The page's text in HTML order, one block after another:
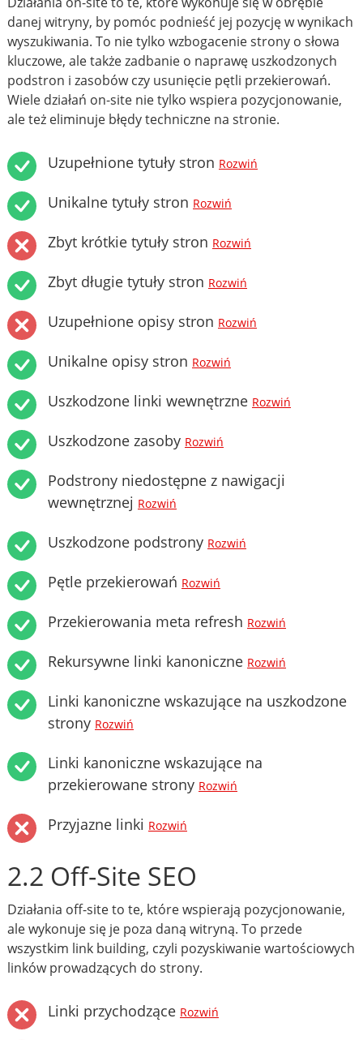
danej witryny, by pomóc podnieść jej pozycję w wynikach
wyszukiwania. To nie tylko wzbogacenie strony o słowa
kluczowe, ale także zadbanie o naprawę uszkodzonych
podstron i zasobów czy usunięcie pętli przekierowań.
Wiele działań on-site nie tylko wspiera pozycjonowanie,
ale też eliminuje błędy techniczne na stronie.
Uzupełnione tytuły stron Rozwiń
Unikalne tytuły stron Rozwiń
Zbyt krótkie tytuły stron Rozwiń
Zbyt długie tytuły stron Rozwiń
Uzupełnione opisy stron Rozwiń
Unikalne opisy stron Rozwiń
Uszkodzone linki wewnętrzne Rozwiń
Uszkodzone zasoby Rozwiń
Podstrony niedostępne z nawigacji
wewnętrznej Rozwiń
Uszkodzone podstrony Rozwiń
Pętle przekierowań Rozwiń
Przekierowania meta refresh Rozwiń
Rekursywne linki kanoniczne Rozwiń
Linki kanoniczne wskazujące na uszkodzone
strony Rozwiń
Linki kanoniczne wskazujące na
przekierowane strony Rozwiń
Przyjazne linki Rozwiń
2.2 Off-Site SEO
Działania off-site to te, które wspierają pozycjonowanie,
ale wykonuje się je poza daną witryną. To przede
wszystkim link building, czyli pozyskiwanie wartościowych
linków prowadzących do strony.
Linki przychodzące Rozwiń